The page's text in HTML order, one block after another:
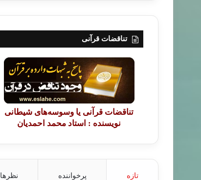
تناقضات قرآنی
تناقضات قرآنی یا وسوسه‌های شیطانی
نویسنده : استاد محمد احمدیان
تازه پرخواننده نظرها